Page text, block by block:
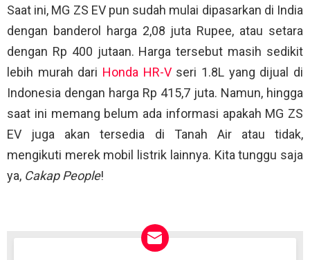
Saat ini, MG ZS EV pun sudah mulai dipasarkan di India
dengan banderol harga 2,08 juta Rupee, atau setara
dengan Rp 400 jutaan. Harga tersebut masih sedikit
lebih murah dari Honda HR-Vseri 1.8L yang dijual di
Indonesia dengan harga Rp 415,7 juta. Namun, hingga
saat ini memang belum ada informasi apakah MG ZS
EV juga akan tersedia di Tanah Air atau tidak,
mengikuti merek mobil listrik lainnya. Kita tunggu saja
ya, Cakap People!